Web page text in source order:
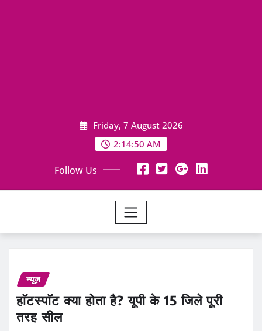
Friday, 7 August 2026
2:14:50 AM
Follow Us
न्यूज़
हाॅटस्पाॅट क्या होता है? यूपी के 15 जिले पूरी
तरह सील